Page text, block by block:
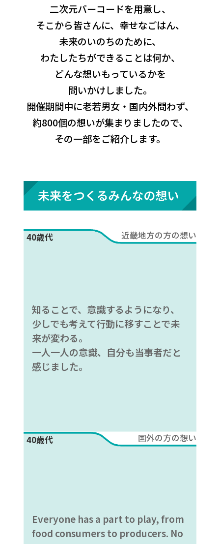
二次元バーコードを用意し、
そこから皆さんに、幸せなごはん、
未来のいのちのために、
わたしたちができることは何か、
どんな想いもっているかを
問いかけしました。
開催期間中に老若男女・国内外問わず、
約800個の想いが集まりましたので、
その一部をご紹介します。
近畿地方の方の想い
40歳代
知ることで、意識するようになり、
少しでも考えて行動に移すことで未
来が変わる。
一人一人の意識、自分も当事者だと
感じました。
国外の方の想い
40歳代
Everyone has a part to play, from
food consumers to producers. No